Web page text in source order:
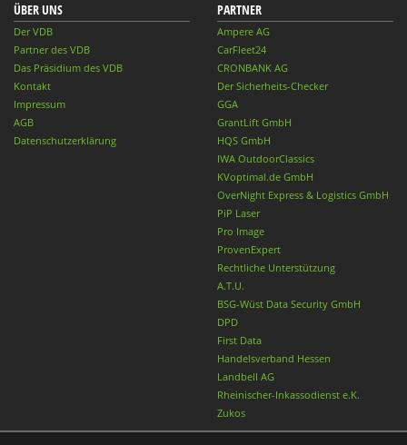
ÜBER UNS
Der VDB
Partner des VDB
Das Präsidium des VDB
Kontakt
Impressum
AGB
Datenschutzerklärung
PARTNER
Ampere AG
CarFleet24
CRONBANK AG
Der Sicherheits-Checker
GGA
GrantLift GmbH
HQS GmbH
IWA OutdoorClassics
KVoptimal.de GmbH
OverNight Express & Logistics GmbH
PiP Laser
Pro Image
ProvenExpert
Rechtliche Unterstützung
A.T.U.
BSG-Wüst Data Security GmbH
DPD
First Data
Handelsverband Hessen
Landbell AG
Rheinischer-Inkassodienst e.K.
Zukos